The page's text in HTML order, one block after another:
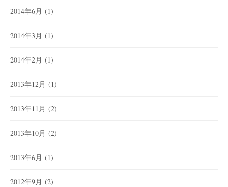
2014年6月 (1)
2014年3月 (1)
2014年2月 (1)
2013年12月 (1)
2013年11月 (2)
2013年10月 (2)
2013年6月 (1)
2012年9月 (2)